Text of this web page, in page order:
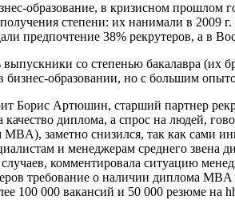
образование, в кризисном прошлом
степени: их нанимали в 2009 г.
предпочтение 38% рекрутеров, а в
со степенью бакалавра (их
бизнес-образовании, но с большим
Борис Артюшин, старший партнер
качество диплома, а спрос на людей,
заметно снизился, так как сами
и менеджерам среднего звена
комментировала ситуацию
требование о наличии диплома MBA
100 000 вакансий и 50 000 резюме на